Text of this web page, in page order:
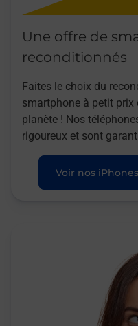
Une offre de
reconditionnés
Faites le choix du
smartphone à petit prix
planète ! Nos
rigoureux et sont
Voir nos